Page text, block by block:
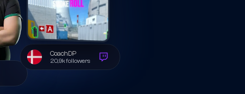
CoachDP
20,9k followers